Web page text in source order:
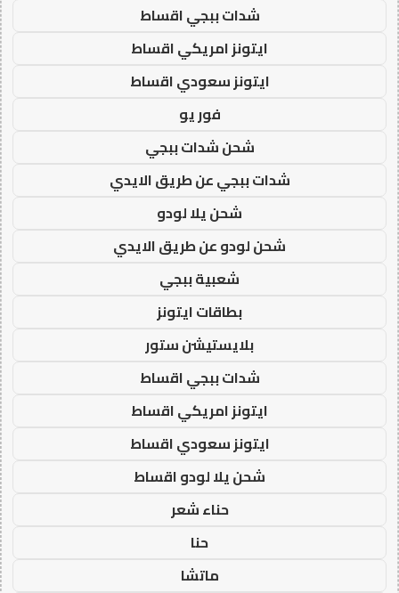
شدات ببجي اقساط
ايتونز امريكي اقساط
ايتونز سعودي اقساط
فور يو
شحن شدات ببجي
شدات ببجي عن طريق الايدي
شحن يلا لودو
شحن لودو عن طريق الايدي
شعبية ببجي
بطاقات ايتونز
بلايستيشن ستور
شدات ببجي اقساط
ايتونز امريكي اقساط
ايتونز سعودي اقساط
شحن يلا لودو اقساط
حناء شعر
حنا
ماتشا